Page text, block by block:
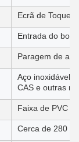
Ecrã de Toque
Entrada do
Paragem de
Aço inoxidável
CAS e outras
Faixa de PVC
Cerca de 280